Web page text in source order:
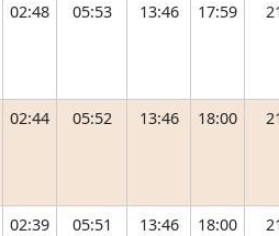
02:48 05:53 13:46 17:59
02:44 05:52 13:46 18:00
02:39 05:51 13:46 18:00